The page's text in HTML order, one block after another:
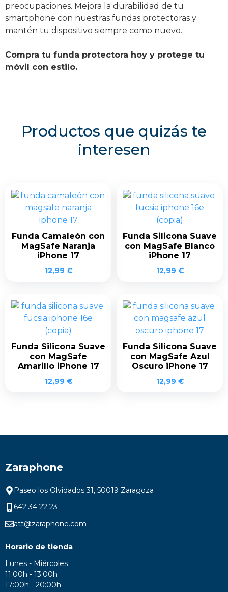
preocupaciones. Mejora la durabilidad de tu
smartphone con nuestras fundas protectoras y
mantén tu dispositivo siempre como nuevo.
Compra tu funda protectora hoy y protege tu
móvil con estilo.
Productos que quizás te
interesen
Funda Camaleón con
MagSafe Naranja
iPhone 17
12,99 €
Funda Silicona Suave
con MagSafe Blanco
iPhone 17
12,99 €
Funda Silicona Suave
con MagSafe
Amarillo iPhone 17
12,99 €
Funda Silicona Suave
con MagSafe Azul
Oscuro iPhone 17
12,99 €
Zaraphone
Paseo los Olvidados 31, 50019 Zaragoza
642 34 22 23
att@zaraphone.com
Horario de tienda
Lunes - Miércoles
11:00h - 13:00h
17:00h - 20:00h